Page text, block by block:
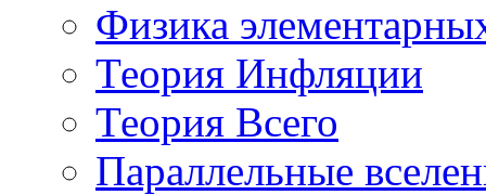
Физика
Теория Инфляции
Теория Всего
Параллельные